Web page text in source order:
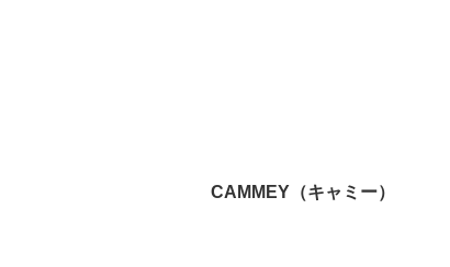
CAMMEY（キャミー）